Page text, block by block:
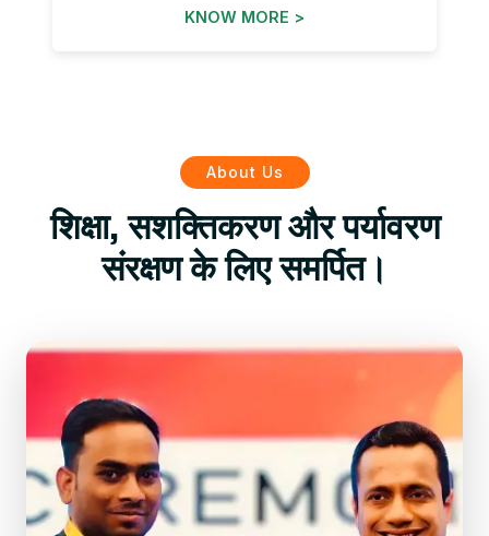
KNOW MORE >
About Us
शिक्षा, सशक्तिकरण और पर्यावरण
संरक्षण के लिए समर्पित।